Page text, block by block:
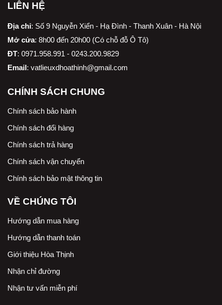
LIÊN HỆ
Địa chỉ: Số 9 Nguyễn Xiển - Hạ Đình - Thanh Xuân - Hà Nội
Mở cửa: 8h00 đến 20h00 (Có chỗ đỗ Ô Tô)
ĐT: 0971.958.991 - 0243.200.9829
Email: vatlieuxdhoathinh@gmail.com
CHÍNH SÁCH CHUNG
Chính sách bảo hành
Chính sách đổi hàng
Chính sách trả hàng
Chính sách vận chuyển
Chính sách bảo mật thông tin
VỀ CHÚNG TÔI
Hướng dẫn mua hàng
Hướng dẫn thanh toán
Giới thiệu Hòa Thịnh
Nhận chỉ đường
Nhận tư vấn miễn phí